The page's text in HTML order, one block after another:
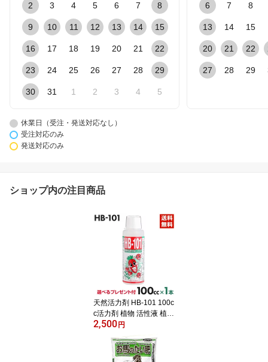
2 3 4 5 6 7 8
9 10 11 12 13 14 15
16 17 18 19 20 21 22
23 24 25 26 27 28 29
30 31 1 2 3 4 5
6 7 8
13 14 15
20 21 22
27 28 29
休業日（受注・発送対応なし）
受注対応のみ
発送対応のみ
ショップ内の注目商品
天然活力剤 HB-101 100c
c活力剤 植物 活性液 植物
活力剤 100ml フローラ H
剤 安全 農家 農園 家庭菜
園 園芸 ガーデニング 有
2,500円